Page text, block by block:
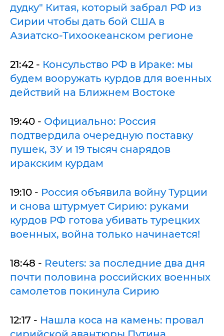
дудку" Китая, который забрал РФ из
Сирии чтобы дать бой США в
Азиатско-Тихоокеанском регионе
21:42 - Консульство РФ в Ираке: мы
будем вооружать курдов для военных
действий на Ближнем Востоке
19:40 - Официально: Россия
подтвердила очередную поставку
пушек, ЗУ и 19 тысяч снарядов
иракским курдам
19:10 - Россия объявила войну Турции
и снова штурмует Сирию: руками
курдов РФ готова убивать турецких
военных, война только начинается!
18:48 - Reuters: за последние два дня
почти половина российских военных
самолетов покинула Сирию
12:17 - Нашла коса на камень: провал